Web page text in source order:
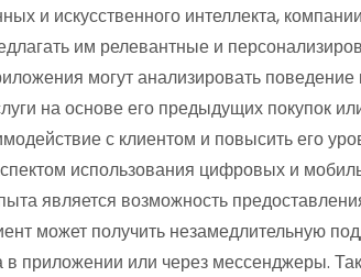
и искусственного интеллекта,
им релевантные и
могут анализировать
на основе его предыдущих покупок
с клиентом и повысить его
использования цифровых и
является возможность
может получить незамедлительную
приложении или через мессенджеры.